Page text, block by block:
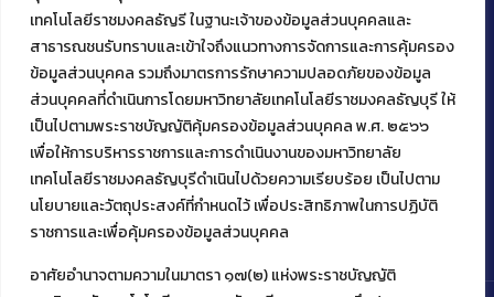
เทคโนโลยีราชมงคลธัญรี ในฐานะเจ้าของข้อมูลส่วนบุคคลและ
สาธารณชนรับทราบและเข้าใจถึงแนวทางการจัดการและการคุ้มครอง
ข้อมูลส่วนบุคคล รวมถึงมาตรการรักษาความปลอดภัยของข้อมูล
ส่วนบุคคลที่ดำเนินการโดยมหาวิทยาลัยเทคโนโลยีราชมงคลธัญบุรี ให้
เป็นไปตามพระราชบัญญัติคุ้มครองข้อมูลส่วนบุคคล พ.ศ. ๒๕๖๖
เพื่อให้การบริหารราชการและการดำเนินงานของมหาวิทยาลัย
เทคโนโลยีราชมงคลธัญบุรีดำเนินไปด้วยความเรียบร้อย เป็นไปตาม
นโยบายและวัตถุประสงค์ที่กำหนดไว้ เพื่อประสิทธิภาพในการปฏิบัติ
ราชการและเพื่อคุ้มครองข้อมูลส่วนบุคคล
อาศัยอำนาจตามความในมาตรา ๑๗(๒) แห่งพระราชบัญญัติ
39 หมู่ 1
ต.คลองหก อ. คลองหลวง
จ.ปทุมธานี 12120
โทร 02 549 3161
Facebook Instagram Mail YouTube